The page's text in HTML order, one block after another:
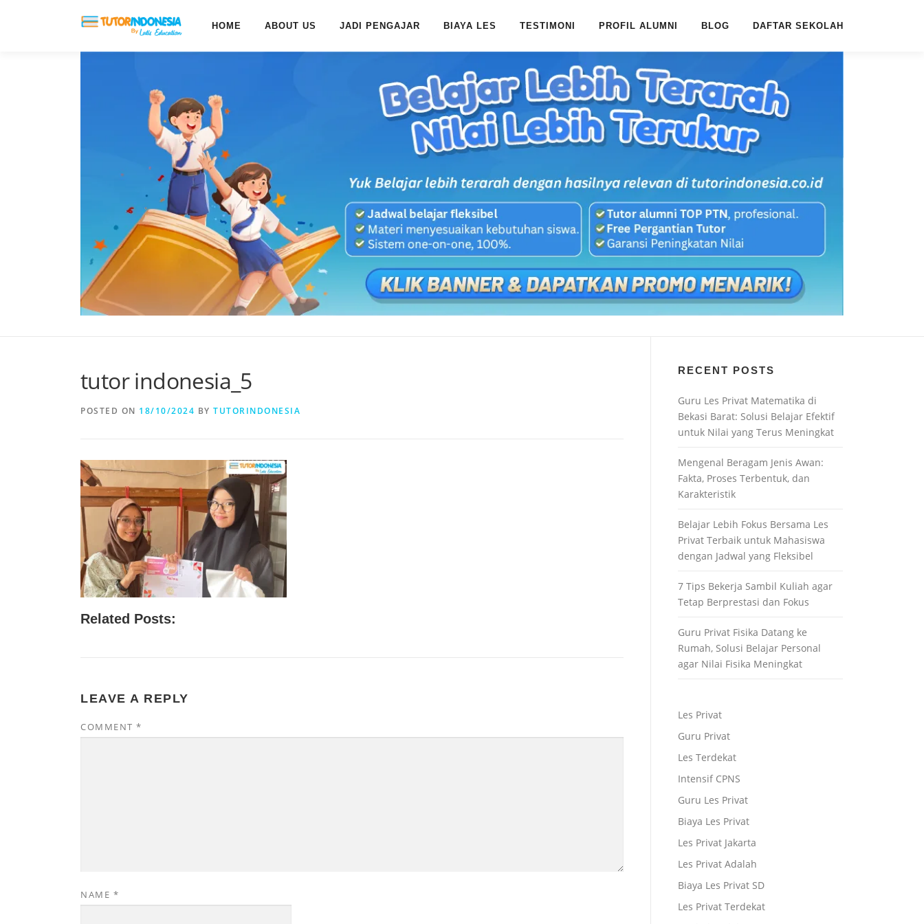
HOME ABOUT US JADI PENGAJAR BIAYA LES TESTIMONI PROFIL ALUMNI BLOG DAFTAR SEKOLAH
tutor indonesia_5
POSTED ON 18/10/2024 BY TUTORINDONESIA
Related Posts:
LEAVE A REPLY
COMMENT *
NAME *
RECENT POSTS
Guru Les Privat Matematika di
Bekasi Barat: Solusi Belajar Efektif
untuk Nilai yang Terus Meningkat
Mengenal Beragam Jenis Awan:
Fakta, Proses Terbentuk, dan
Karakteristik
Belajar Lebih Fokus Bersama Les
Privat Terbaik untuk Mahasiswa
dengan Jadwal yang Fleksibel
7 Tips Bekerja Sambil Kuliah agar
Tetap Berprestasi dan Fokus
Guru Privat Fisika Datang ke
Rumah, Solusi Belajar Personal
agar Nilai Fisika Meningkat
Les Privat
Guru Privat
Les Terdekat
Intensif CPNS
Guru Les Privat
Biaya Les Privat
Les Privat Jakarta
Les Privat Adalah
Biaya Les Privat SD
Les Privat Terdekat